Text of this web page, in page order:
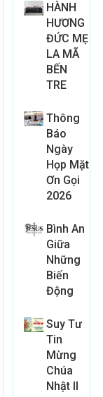
HÀNH
HƯƠNG
ĐỨC MẸ
LA MÃ
BẾN
TRE
Thông
Báo
Ngày
Họp Mặt
Ơn Gọi
2026
Bình An
Giữa
Những
Biến
Động
Suy Tư
Tin
Mừng
Chúa
Nhật II